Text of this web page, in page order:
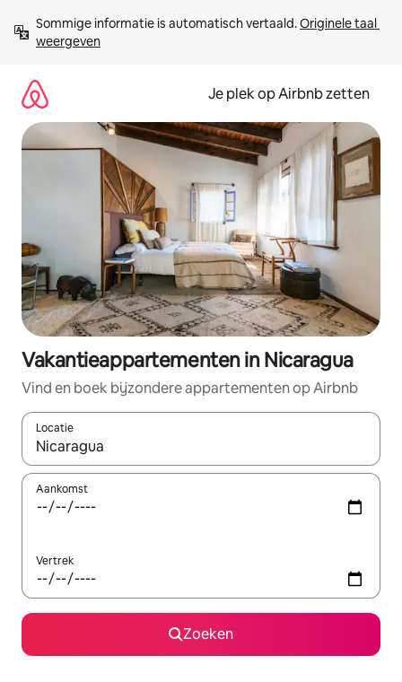
direct
naar
Sommige informatie is automatisch vertaald. Originele taal
weergeven
Je plek op Airbnb zetten
Vakantieappartementen in Nicaragua
Vind en boek bijzondere appartementen op Airbnb
Locatie
Wanneer er resultaten beschikbaar zijn, maak je een keuze
Aankomst
Vertrek
Zoeken